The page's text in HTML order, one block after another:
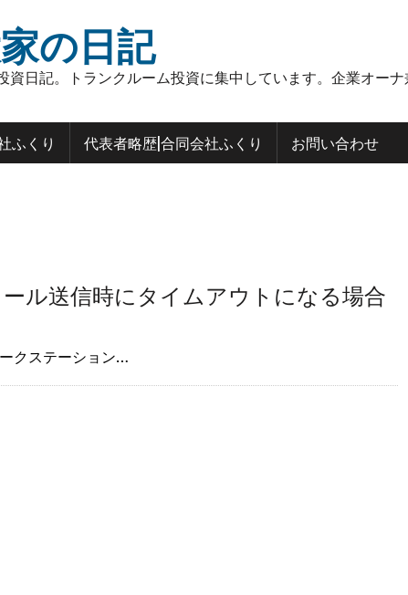
の日記
日記。トランクルーム投資に集中しています。企業オー
ふくり 代表者略歴|合同会社ふくり お問い合わせ
ール送信時にタイムアウトになる場合
クステーション…